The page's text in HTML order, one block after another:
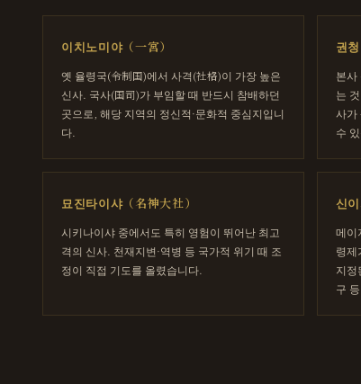
이치노미야（一宮）
옛 율령국(令制国)에서 사격(社格)이 가장 높은
신사. 국사(国司)가 부임할 때 반드시 참배하던
곳으로, 해당 지역의 정신적·문화적 중심지입니
다.
권
본사
는
사가
수
묘진타이샤（名神大社）
시키나이샤 중에서도 특히 영험이 뛰어난 최고
격의 신사. 천재지변·역병 등 국가적 위기 때 조
정이 직접 기도를 올렸습니다.
신
메이
령제
지정
구